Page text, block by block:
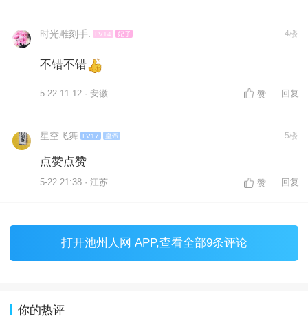
时光雕刻手. LV14 妃子 4楼
不错不错
5-22 11:12 · 安徽 赞 回复
星空飞舞 LV17 皇帝 5楼
点赞点赞
5-22 21:38 · 江苏 赞 回复
打开池州人网 APP,查看全部9条评论
你的热评